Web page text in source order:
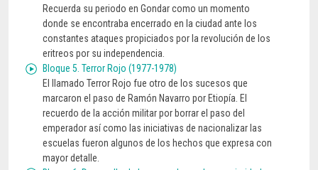
Recuerda su periodo en Gondar como un momento
donde se encontraba encerrado en la ciudad ante los
constantes ataques propiciados por la revolución de los
eritreos por su independencia.
Bloque 5. Terror Rojo (1977-1978)
El llamado Terror Rojo fue otro de los sucesos que
marcaron el paso de Ramón Navarro por Etiopía. El
recuerdo de la acción militar por borrar el paso del
emperador así como las iniciativas de nacionalizar las
escuelas fueron algunos de los hechos que expresa con
mayor detalle.